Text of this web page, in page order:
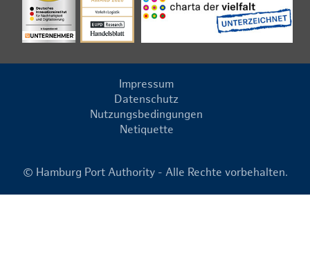
Impressum
Datenschutz
Nutzungsbedingungen
Netiquette
© Hamburg Port Authority - Alle Rechte vorbehalten.